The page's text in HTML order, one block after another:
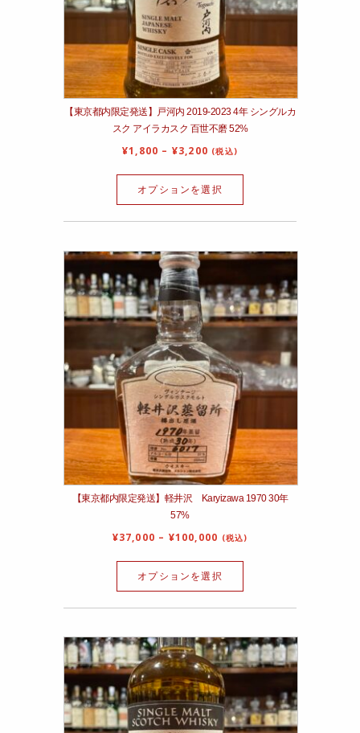
【東京都内限定発送】戸河内 2019-2023 4年 シングルカ
スク アイラカスク 百世不磨 52%
¥1,800 – ¥3,200 (税込)
オプションを選択
【東京都内限定発送】軽井沢 Karyizawa 1970 30年
57%
¥37,000 – ¥100,000 (税込)
オプションを選択